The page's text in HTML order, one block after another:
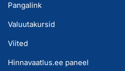
Pangalink
Valuutakursid
Viited
Hinnavaatlus.ee paneel